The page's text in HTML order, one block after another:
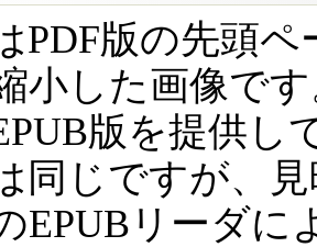
PDF版の先頭
小した画像で
版を提供し
同じですが、
EPUBリーダに